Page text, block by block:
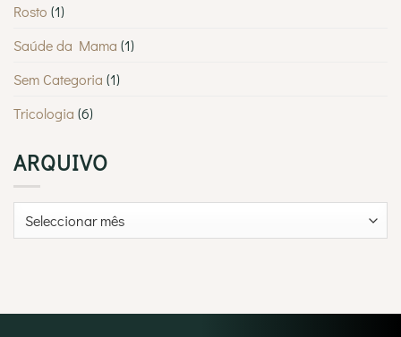
Rosto (1)
Saúde da Mama (1)
Sem Categoria (1)
Tricologia (6)
ARQUIVO
Arquivo